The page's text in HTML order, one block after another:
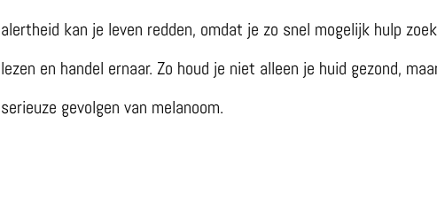
alertheid kan je leven redden, omdat je zo snel mogelijk hulp
lezen en handel ernaar. Zo houd je niet alleen je huid gezond,
serieuze gevolgen van melanoom.